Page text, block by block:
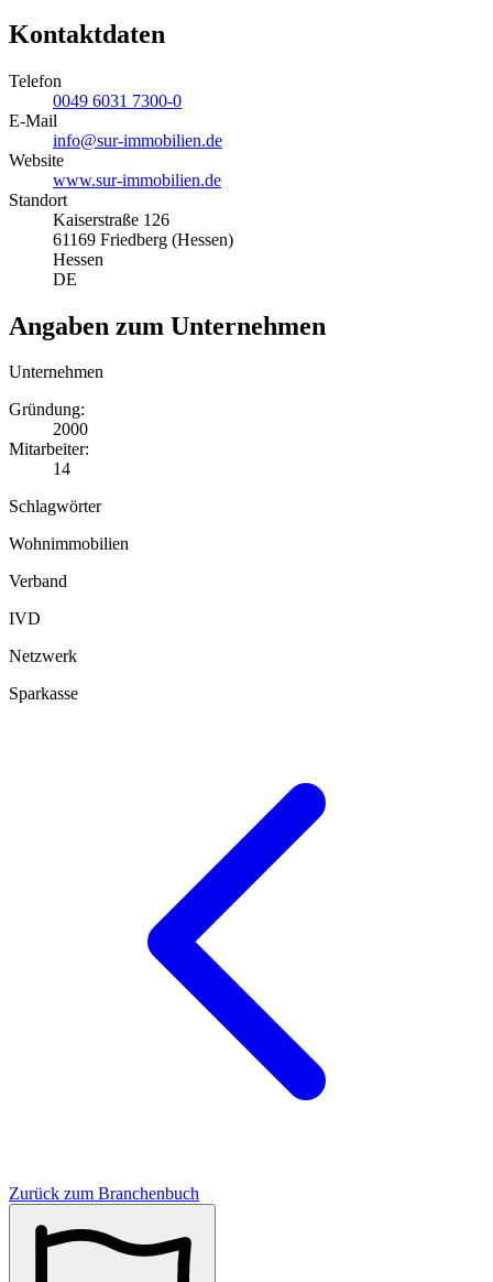
Kontaktdaten
Telefon
0049 6031 7300-0
E-Mail
info@sur-immobilien.de
Website
www.sur-immobilien.de
Standort
Kaiserstraße 126
61169 Friedberg (Hessen)
Hessen
DE
Angaben zum Unternehmen
Unternehmen
Gründung:
2000
Mitarbeiter:
14
Schlagwörter
Wohnimmobilien
Verband
IVD
Netzwerk
Sparkasse
Zurück zum Branchenbuch